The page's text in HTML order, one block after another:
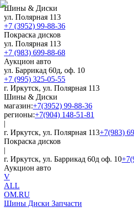
Шины & Диски
ул. Полярная 113
+7 (3952) 99-88-36
Покраска дисков
ул. Полярная 113
+7 (983) 699-88-68
Аукцион авто
ул. Баррикад 60д, оф. 10
+7 (995) 325-05-55
г. Иркутск, ул. Полярная 113
Шины & Диски
магазин:+7(3952) 99-88-36
регионы:+7(904) 148-51-81
|
г. Иркутск, ул. Полярная 113+7(983)
Покраска дисков
|
г. Иркутск, ул. Баррикад 60д оф. 10
Аукцион авто
V
ALL
OM.RU
Шины Диски Запчасти